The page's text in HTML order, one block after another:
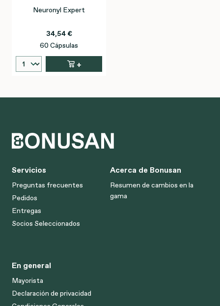
Neuronyl Expert
34,54 €
60 Cápsulas
+
Servicios
Preguntas frecuentes
Pedidos
Entregas
Socios Seleccionados
Acerca de Bonusan
Resumen de cambios en la
gama
En general
Mayorista
Declaración de privacidad